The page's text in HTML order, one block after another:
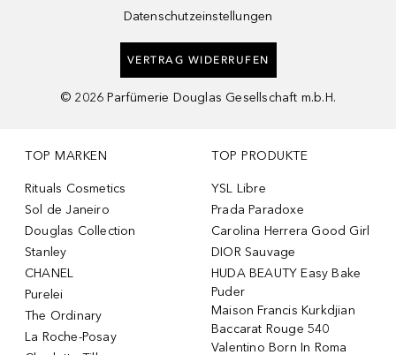
Datenschutzeinstellungen
VERTRAG WIDERRUFEN
© 2026 Parfümerie Douglas Gesellschaft m.b.H.
TOP MARKEN
Rituals Cosmetics
Sol de Janeiro
Douglas Collection
Stanley
CHANEL
Purelei
The Ordinary
La Roche-Posay
TOP PRODUKTE
YSL Libre
Prada Paradoxe
Carolina Herrera Good Girl
DIOR Sauvage
HUDA BEAUTY Easy Bake
Puder
Maison Francis Kurkdjian
Baccarat Rouge 540
Valentino Born In Roma